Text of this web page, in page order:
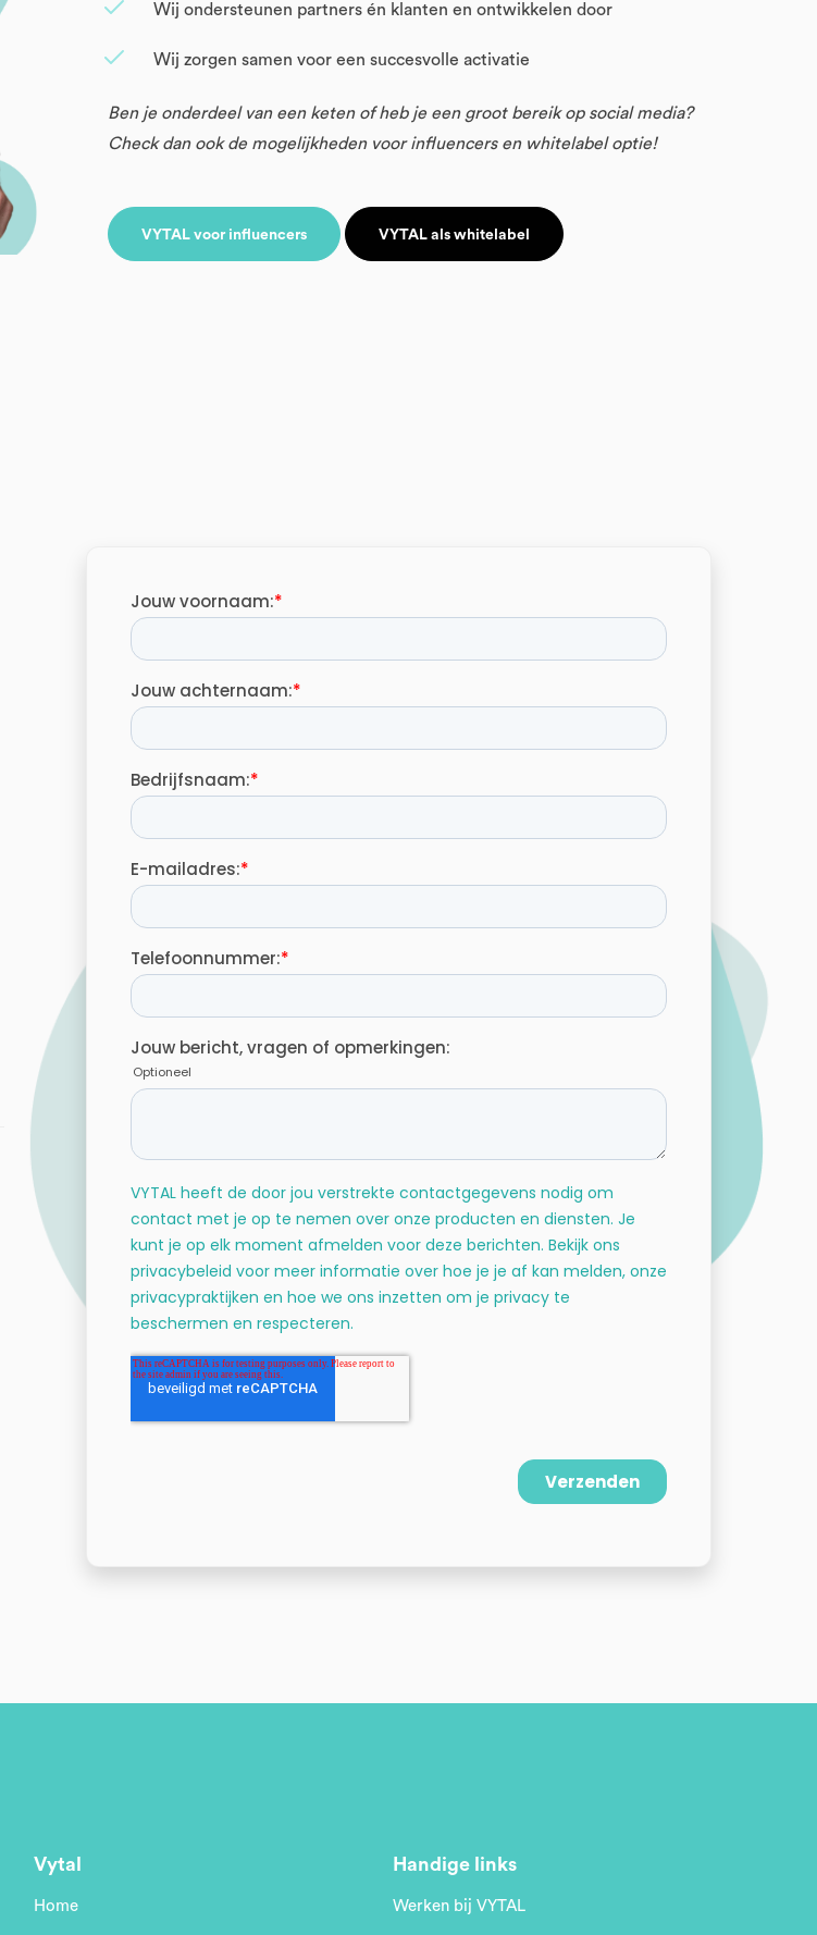
Wij ondersteunen partners én klanten en ontwikkelen door
Wij zorgen samen voor een succesvolle activatie
Ben je onderdeel van een keten of heb je een groot bereik op social media?
Check dan ook de mogelijkheden voor influencers en whitelabel optie!
VYTAL voor influencers VYTAL als whitelabel
Vytal
Home
Handige links
Werken bij VYTAL